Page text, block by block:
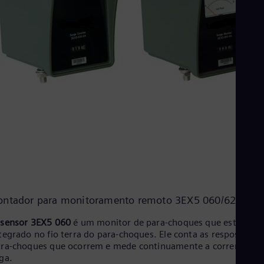
para monitoramento remoto 3EX5 060/62
sensor 3EX5 060 é um monitor de para-choques que está
no fio terra do para-choques. Ele conta as respostas
choques que ocorrem e mede continuamente a corrente de